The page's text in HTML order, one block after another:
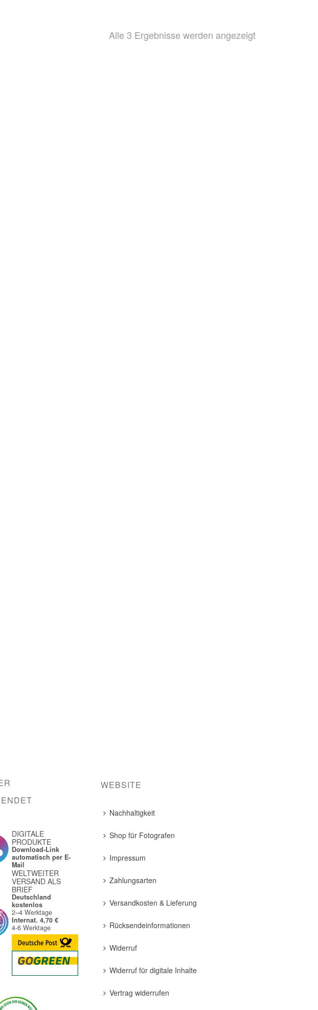
Alle 3 Ergebnisse werden angezeigtNach
DIGITALE
PRODUKTE
Download-Link
automatisch per E-
Mail
WELTWEITER
VERSAND ALS
BRIEF
Deutschland
kostenlos
2–4 Werktage
Internat. 4,70 €
4-6 Werktage
WEBSITE
Nachhaltigkeit
Shop für Fotografen
Impressum
Zahlungsarten
Versandkosten & Lieferung
Rücksendeinformationen
Widerruf
Widerruf für digitale Inhalte
Vertrag widerrufen